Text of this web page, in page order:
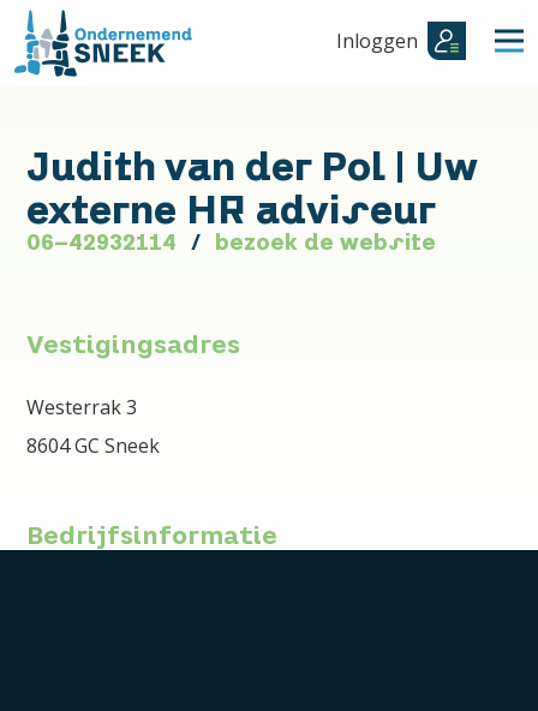
Inloggen
Judith van der Pol | Uw
externe HR adviseur
06-42932114 bezoek de website
Vestigingsadres
Westerrak 3
8604 GC Sneek
Bedrijfsinformatie